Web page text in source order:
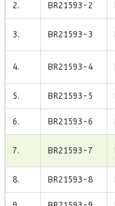
2. BR21593-2
3. BR21593-3
4. BR21593-4
5. BR21593-5
6. BR21593-6
7. BR21593-7
8. BR21593-8